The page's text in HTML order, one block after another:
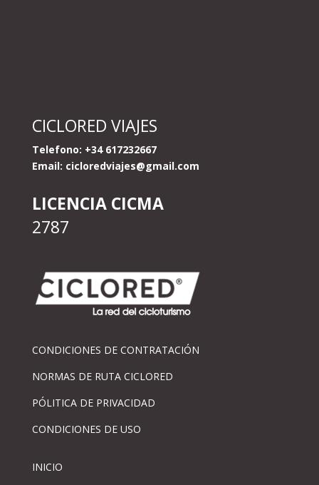
CICLORED VIAJES
Telefono: +34 617232667
Email: cicloredviajes@gmail.com
LICENCIA CICMA
2787
CONDICIONES DE CONTRATACIÓN
NORMAS DE RUTA CICLORED
PÓLITICA DE PRIVACIDAD
CONDICIONES DE USO
INICIO